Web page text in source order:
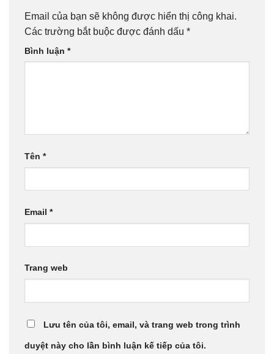
Email của bạn sẽ không được hiển thị công khai.
Các trường bắt buộc được đánh dấu *
Bình luận *
Tên *
Email *
Trang web
Lưu tên của tôi, email, và trang web trong trình
duyệt này cho lần bình luận kế tiếp của tôi.